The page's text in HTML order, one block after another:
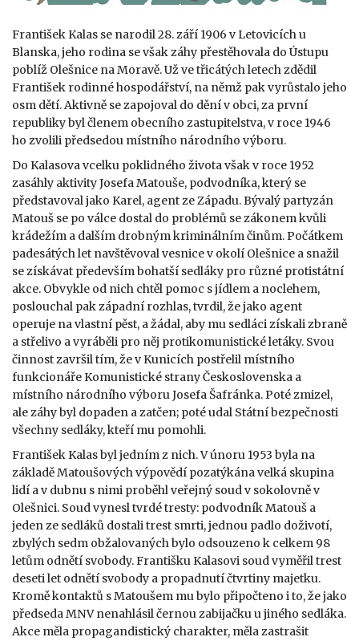
František Kalas se narodil 28. září 1906 v Letovicích u
Blanska, jeho rodina se však záhy přestěhovala do Ústupu
poblíž Olešnice na Moravě. Už ve třicátých letech zdědil
František rodinné hospodářství, na němž pak vyrůstalo jeho
osm dětí. Aktivně se zapojoval do dění v obci, za první
republiky byl členem obecního zastupitelstva, v roce 1946
ho zvolili předsedou místního národního výboru.
Do Kalasova vcelku poklidného života však v roce 1952
zasáhly aktivity Josefa Matouše, podvodníka, který se
představoval jako Karel, agent ze Západu. Bývalý partyzán
Matouš se po válce dostal do problémů se zákonem kvůli
krádežím a dalším drobným kriminálním činům. Počátkem
padesátých let navštěvoval vesnice v okolí Olešnice a snažil
se získávat především bohatší sedláky pro různé protistátní
akce. Obvykle od nich chtěl pomoc s jídlem a noclehem,
poslouchal pak západní rozhlas, tvrdil, že jako agent
operuje na vlastní pěst, a žádal, aby mu sedláci získali zbraně
a střelivo a vyráběli pro něj protikomunistické letáky. Svou
činnost završil tím, že v Kunicích postřelil místního
funkcionáře Komunistické strany Československa a
místního národního výboru Josefa Šafránka. Poté zmizel,
ale záhy byl dopaden a zatčen; poté udal Státní bezpečnosti
všechny sedláky, kteří mu pomohli.
František Kalas byl jedním z nich. V únoru 1953 byla na
základě Matoušových výpovědí pozatýkána velká skupina
lidí a v dubnu s nimi proběhl veřejný soud v sokolovně v
Olešnici. Soud vynesl tvrdé tresty: podvodník Matouš a
jeden ze sedláků dostali trest smrti, jednou padlo doživotí,
zbylých sedm obžalovaných bylo odsouzeno k celkem 98
letům odnětí svobody. Františku Kalasovi soud vyměřil trest
deseti let odnětí svobody a propadnutí čtvrtiny majetku.
Kromě kontaktů s Matoušem mu bylo připočteno i to, že jako
předseda MNV nenahlásil černou zabijačku u jiného sedláka.
Akce měla propagandistický charakter, měla zastrašit